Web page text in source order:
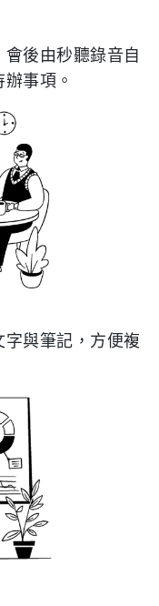
後由秒聽錄音自
事項。
與筆記，方便複